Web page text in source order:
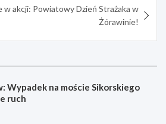
akcji: Powiatowy Dzień Strażaka w
Żórawinie!
Wypadek na moście Sikorskiego
ruch